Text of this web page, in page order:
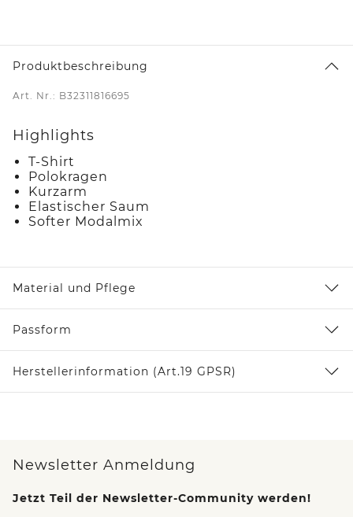
Produktbeschreibung
Art. Nr.: B32311816695
Highlights
T-Shirt
Polokragen
Kurzarm
Elastischer Saum
Softer Modalmix
Material und Pflege
Passform
Herstellerinformation (Art.19 GPSR)
Newsletter Anmeldung
Jetzt Teil der Newsletter-Community werden!